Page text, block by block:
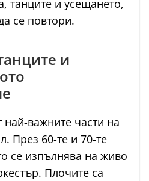
танците и усещането,
се повтори.
и
най-важните части на
През 60-те и 70-те
се изпълнява на живо
Плочите са